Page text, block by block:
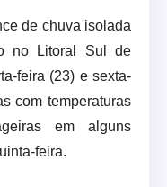
de chuva isolada
no Litoral Sul de
feira (23) e sexta-
com temperaturas
em alguns
feira.